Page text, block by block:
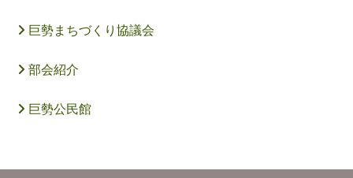
巨勢まちづくり協議会
部会紹介
巨勢公民館